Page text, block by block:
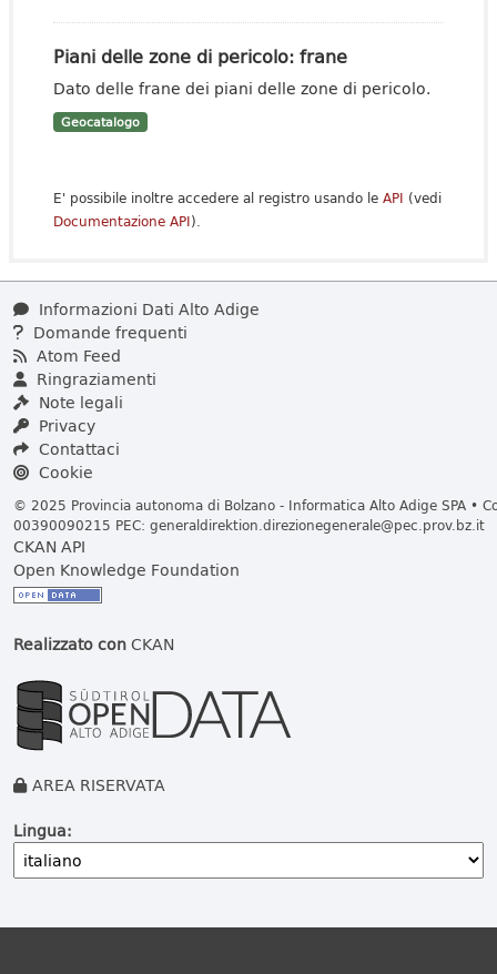
Piani delle zone di pericolo: frane
Dato delle frane dei piani delle zone di pericolo.
Geocatalogo
E' possibile inoltre accedere al registro usando le API (vedi
Documentazione API).
Informazioni Dati Alto Adige
Domande frequenti
Atom Feed
Ringraziamenti
Note legali
Privacy
Contattaci
Cookie
© 2025 Provincia autonoma di Bolzano - Informatica Alto Adige SPA •
00390090215 PEC: generaldirektion.direzionegenerale@pec.prov.bz.it
CKAN API
Open Knowledge Foundation
Realizzato conCKAN
AREA RISERVATA
Lingua